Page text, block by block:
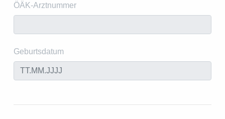
ÖÄK-Arztnummer
Geburtsdatum